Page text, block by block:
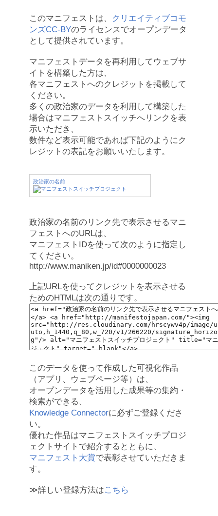
このマニフェストは、
クリエイティブコモ
ンズCC-BYのライセンスでオープンデータ
として提供されています。
マニフェストデータを再利用してウェブサ
イトを構築した方は、
各マニフェストへのクレジットを掲載して
ください。
多くの政治家のデータを利用して構築した
場合はマニフェストスイッチへリンクを表
示いただき、
数件など表示可能であれば下記のようにク
レジットの表記をお願いいたします。
政治家の名前
政治家の名前のリンク先で表示させるマニ
フェストへのURLは、
マニフェストIDを使って次のように指定し
てください。
http://www.maniken.jp/id#0000000023
上記URLを使ってクレジットを表示させる
ためのHTMLは次の通りです。
このデータを使って作成した可視化作品
（アプリ、ウェブページ等）は、
オープンデータを活用した成果等の集約・
検索ができる、
Knowledge Connectorに必ずご登録くださ
い。
優れた作品はマニフェストスイッチプロジ
ェクトサイトで紹介するとともに、
マニフェスト大賞で表彰させていただきま
す。
≫詳しい登録方法はこちら